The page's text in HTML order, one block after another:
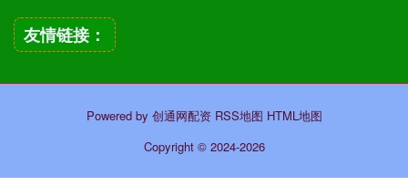
友情链接：
Powered by 创通网配资 RSS地图 HTML地图
Copyright © 2024-2026